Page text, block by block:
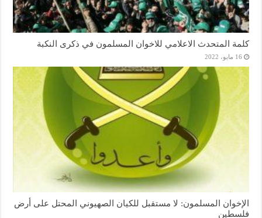
كلمة المتحدث الاعلامي للاخوان المسلمون في ذكرى النكبة
16 مايو، 2022
الإخوان المسلمون: لا مستقبل للكيان الصهيوني المحتل على أرض
فلسطين